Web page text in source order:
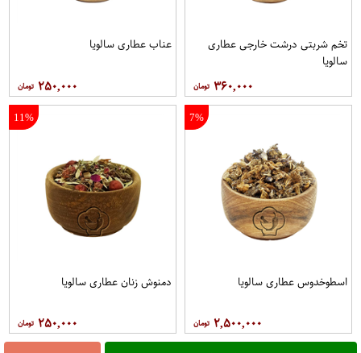
تخم شربتی درشت خارجی عطاری
سالویا
۳۶۰,۰۰۰
عناب عطاری سالویا
۲۵۰,۰۰۰
7%
اسطوخدوس عطاری سالویا
۲,۵۰۰,۰۰۰
11%
دمنوش زنان عطاری سالویا
۲۵۰,۰۰۰